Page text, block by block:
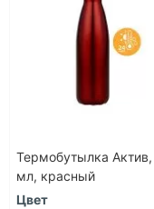
Термобутылка
мл, красный
Цвет